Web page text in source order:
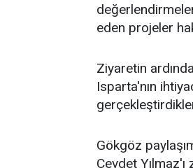
eden projeler
Ziyaretin
Isparta'nın
Gökgöz
Cevdet